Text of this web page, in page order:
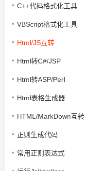
C++代码格式化工具
VBScript格式化工具
Html/JS互转
Html转C#/JSP
Html转ASP/Perl
Html表格生成器
HTML/MarkDown互转
正则生成代码
常用正则表达式